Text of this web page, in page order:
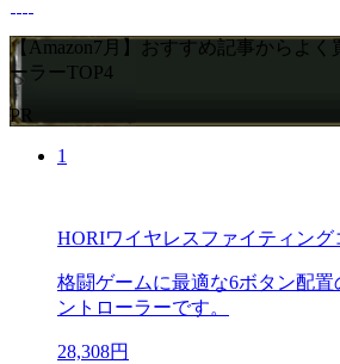
【Amazon7月】おすすめ記事からよ
ーラーTOP4
PR
1
HORIワイヤレスファイティング
格闘ゲームに最適な6ボタン配置
ントローラーです。
28,308円